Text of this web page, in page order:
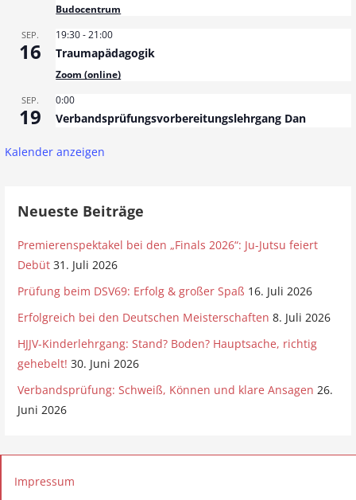
Budocentrum
SEP.
16
19:30-21:00
Traumapädagogik
Zoom (online)
SEP.
19
0:00
Verbandsprüfungsvorbereitungslehrgang Dan
Kalender anzeigen
Neueste Beiträge
Premierenspektakel bei den „Finals 2026“: Ju-Jutsu feiert
Debüt 31. Juli 2026
Prüfung beim DSV69: Erfolg & großer Spaß 16. Juli 2026
Erfolgreich bei den Deutschen Meisterschaften 8. Juli 2026
HJJV-Kinderlehrgang: Stand? Boden? Hauptsache, richtig
gehebelt! 30. Juni 2026
Verbandsprüfung: Schweiß, Können und klare Ansagen 26.
Juni 2026
Impressum